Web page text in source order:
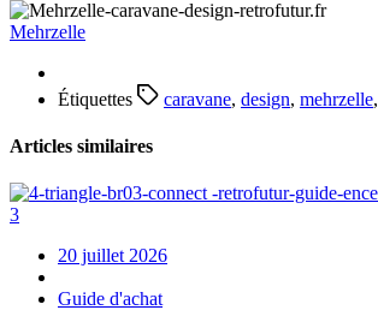
Mehrzelle
Étiquettes caravane, design, mehrzelle,
Articles similaires
20 juillet 2026
Guide d'achat